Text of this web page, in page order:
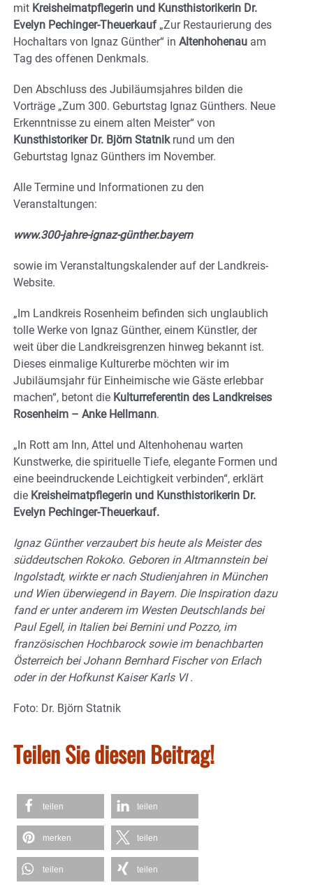
mit Kreisheimatpflegerin und Kunsthistorikerin Dr.
Evelyn Pechinger-Theuerkauf„Zur Restaurierung des
Hochaltars von Ignaz Günther“ in Altenhohenau am
Tag des offenen Denkmals.
Den Abschluss des Jubiläumsjahres bilden die
Vorträge „Zum 300. Geburtstag Ignaz Günthers. Neue
Erkenntnisse zu einem alten Meister“ von
Kunsthistoriker Dr. Björn Statnikrund um den
Geburtstag Ignaz Günthers im November.
Alle Termine und Informationen zu den
Veranstaltungen:
www.300-jahre-ignaz-günther.bayern
sowie im Veranstaltungskalender auf der Landkreis-
Website.
„Im Landkreis Rosenheim befinden sich unglaublich
tolle Werke von Ignaz Günther, einem Künstler, der
weit über die Landkreisgrenzen hinweg bekannt ist.
Dieses einmalige Kulturerbe möchten wir im
Jubiläumsjahr für Einheimische wie Gäste erlebbar
machen“, betont die Kulturreferentin des Landkreises
Rosenheim – Anke Hellmann.
„In Rott am Inn, Attel und Altenhohenau warten
Kunstwerke, die spirituelle Tiefe, elegante Formen und
eine beeindruckende Leichtigkeit verbinden“, erklärt
die Kreisheimatpflegerin und Kunsthistorikerin Dr.
Evelyn Pechinger-Theuerkauf.
Ignaz Günther verzaubert bis heute als Meister des
süddeutschen Rokoko. Geboren in Altmannstein bei
Ingolstadt, wirkte er nach Studienjahren in München
und Wien überwiegend in Bayern. Die Inspiration dazu
fand er unter anderem im Westen Deutschlands bei
Paul Egell, in Italien bei Bernini und Pozzo, im
französischen Hochbarock sowie im benachbarten
Österreich bei Johann Bernhard Fischer von Erlach
oder in der Hofkunst Kaiser Karls VI .
Foto: Dr. Björn Statnik
Teilen Sie diesen Beitrag!
teilen teilen
merken teilen
teilen teilen